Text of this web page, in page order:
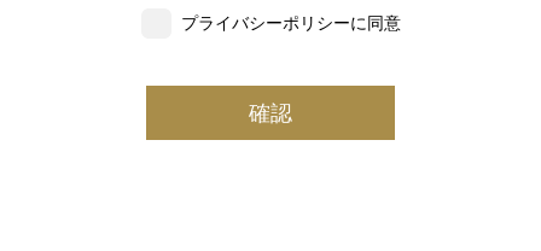
いただいた個人情報の一部を個人データとして保有
(3) 当社は、当社で就業する社員及び社員の扶養親族、及
び当社が支払調書等を作成する継続的契約関係のある個人
プライバシーポリシーに同意